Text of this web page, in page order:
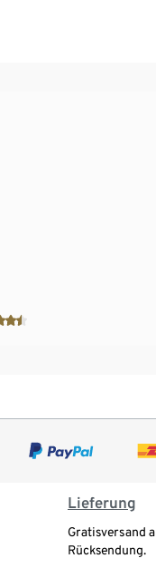
entwickelt für
Lieferung
Gratisversand
Rücksendung.